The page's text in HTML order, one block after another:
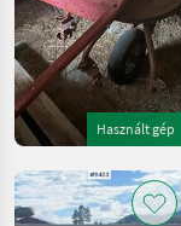
Használt gép